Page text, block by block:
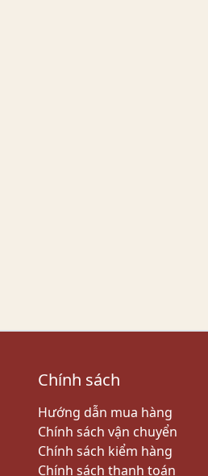
Chính sách
Hướng dẫn mua hàng
Chính sách vận chuyển
Chính sách kiểm hàng
Chính sách thanh toán